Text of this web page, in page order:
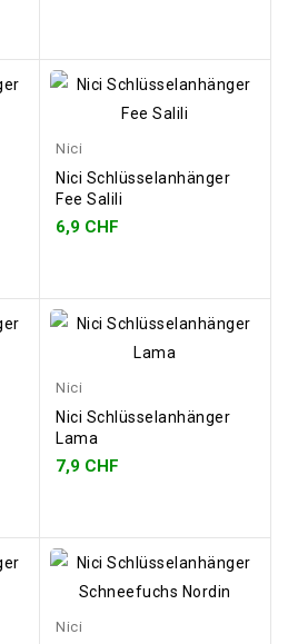
Nici
Nici Schlüsselanhänger
Fee Salili
6,9 CHF
Nici
Nici Schlüsselanhänger
Lama
7,9 CHF
Nici